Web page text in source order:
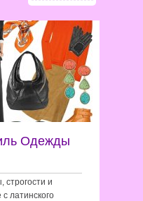
Одежды
строгости и
латинского